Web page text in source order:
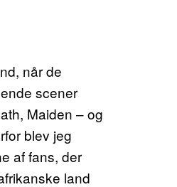
når de
scener
Maiden – og
blev jeg
af fans, der
land